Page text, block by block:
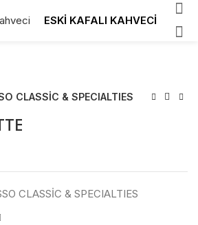
ESKİ KAFALI KAHVECİ
CLASSİC & SPECIALTIES
CLASSİC & SPECIALTIES